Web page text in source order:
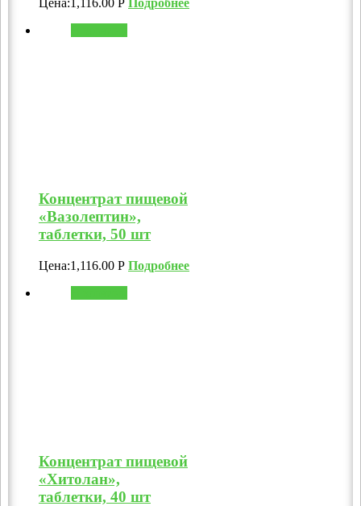
Цена:1,116.00 Р Подробнее
Концентрат пищевой
«Вазолептин»,
таблетки, 50 шт
Цена:1,116.00 Р Подробнее
Концентрат пищевой
«Хитолан»,
таблетки, 40 шт